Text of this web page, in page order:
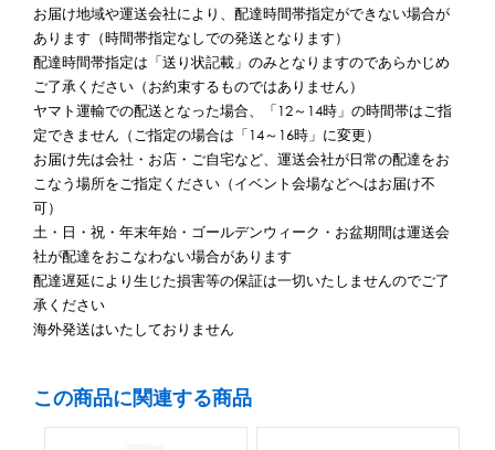
お届け地域や運送会社により、配達時間帯指定ができない場合が
あります（時間帯指定なしでの発送となります）
配達時間帯指定は「送り状記載」のみとなりますのであらかじめ
ご了承ください（お約束するものではありません）
ヤマト運輸での配送となった場合、「12～14時」の時間帯はご指
定できません（ご指定の場合は「14～16時」に変更）
お届け先は会社・お店・ご自宅など、運送会社が日常の配達をお
こなう場所をご指定ください（イベント会場などへはお届け不
可）
土・日・祝・年末年始・ゴールデンウィーク・お盆期間は運送会
社が配達をおこなわない場合があります
配達遅延により生じた損害等の保証は一切いたしませんのでご了
承ください
海外発送はいたしておりません
この商品に関連する商品